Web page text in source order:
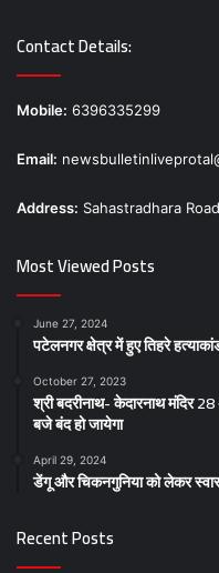
Contact Details:
Mobile: 6396335299
Email:
Address: Sahastradhara
Most Viewed Posts
June 27, 2024
पटेलनगर क्षेत्र में हुए तिहरे
October 27, 2023
श्री बदरीनाथ- केदारनाथ मंदिर
बजे बंद हो जायेगा
April 29, 2024
डेंगू और चिकनगुनिया को लेकर
Recent Posts